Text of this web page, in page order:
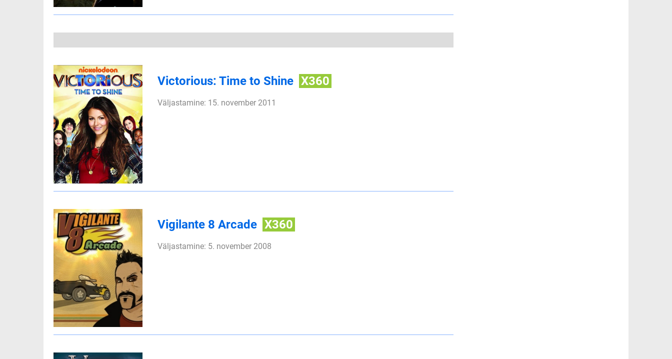
Victorious: Time to Shine X360
Väljastamine: 15. november 2011
Vigilante 8 Arcade X360
Väljastamine: 5. november 2008